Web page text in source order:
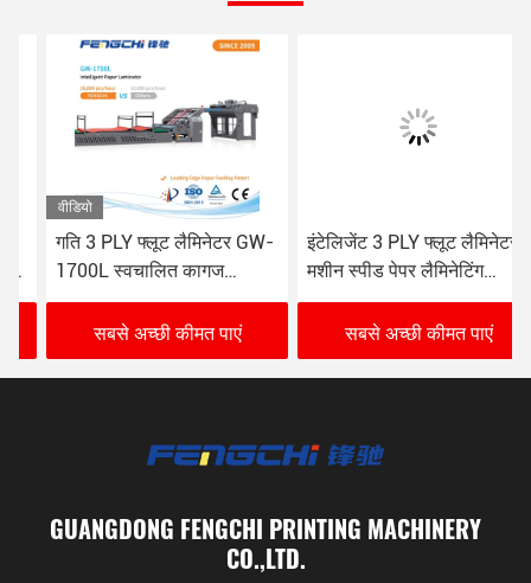
वीडियो
गति 3 PLY फ्लूट लैमिनेटर GW-
1700L स्वचालित कागज
लैमिनेटिंग मशीन 16000 शीट/
सबसे अच्छी कीमत पाएं
इंटेलिजेंट 3 PLY फ्लूट लैमिनेटर
मशीन स्पीड पेपर लैमिनेटिंग
Fengchi GW-1700L
सबसे अच्छी कीमत पाएं
GUANGDONG FENGCHI PRINTING MACHINERY
CO.,LTD.